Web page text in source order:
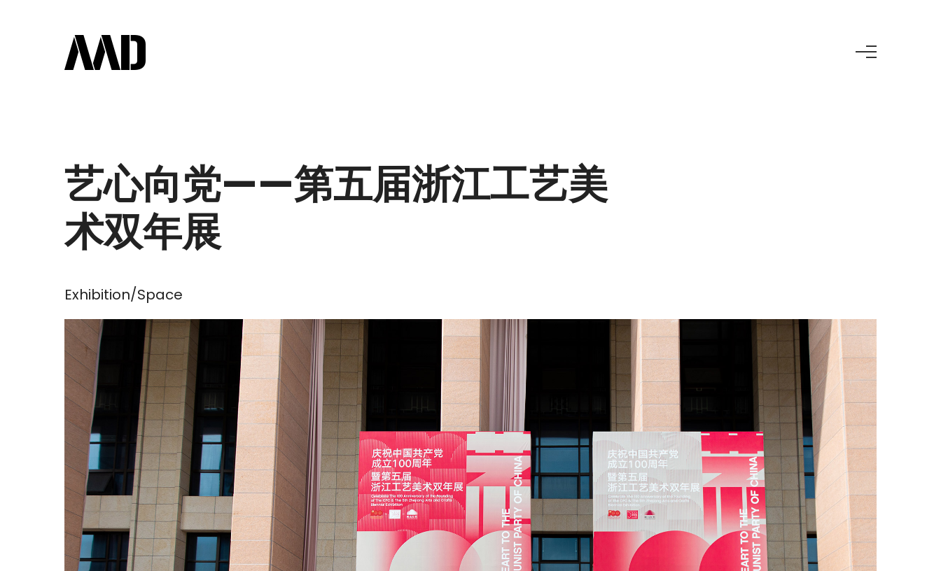
艺心向党——第五届浙江工艺美
术双年展
Exhibition/Space